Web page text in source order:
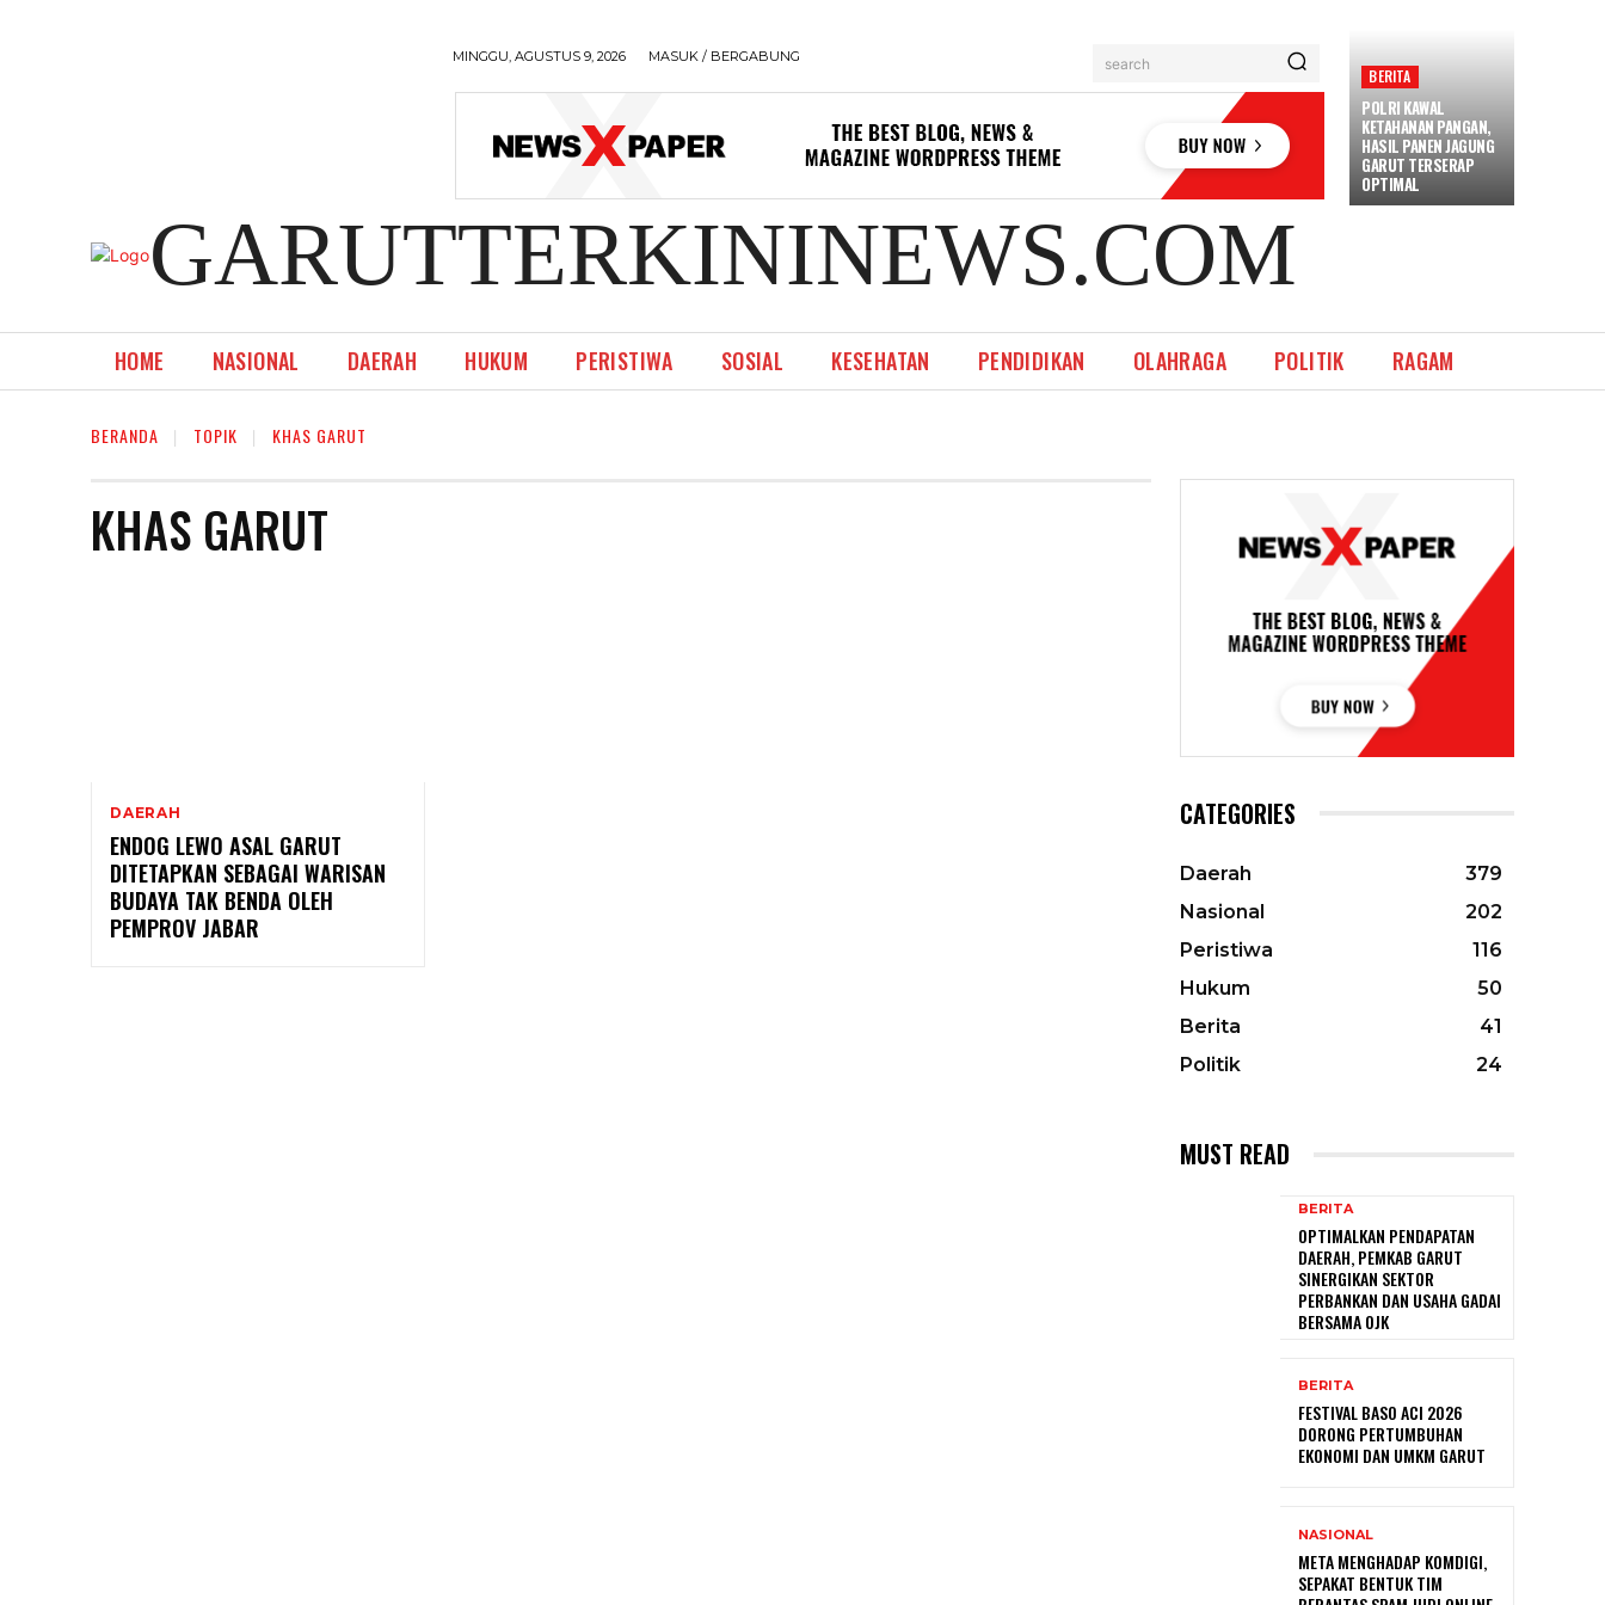
MINGGU, AGUSTUS 9, 2026 MASUK / BERGABUNG search
BERITA
POLRI KAWAL
KETAHANAN PANGAN,
HASIL PANEN JAGUNG
GARUT TERSERAP
OPTIMAL
GARUTTERKININEWS.COM
HOME NASIONAL DAERAH HUKUM PERISTIWA SOSIAL KESEHATAN PENDIDIKAN OLAHRAGA POLITIK RAGAM
BERANDA TOPIK KHAS GARUT
KHAS GARUT
DAERAH
ENDOG LEWO ASAL GARUT
DITETAPKAN SEBAGAI WARISAN
BUDAYA TAK BENDA OLEH
PEMPROV JABAR
CATEGORIES
Daerah
379
Nasional
202
Peristiwa
116
Hukum
50
Berita
41
Politik
24
MUST READ
BERITA
OPTIMALKAN PENDAPATAN
DAERAH, PEMKAB GARUT
SINERGIKAN SEKTOR
PERBANKAN DAN USAHA GADAI
BERSAMA OJK
BERITA
FESTIVAL BASO ACI 2026
DORONG PERTUMBUHAN
EKONOMI DAN UMKM GARUT
NASIONAL
META MENGHADAP KOMDIGI,
SEPAKAT BENTUK TIM